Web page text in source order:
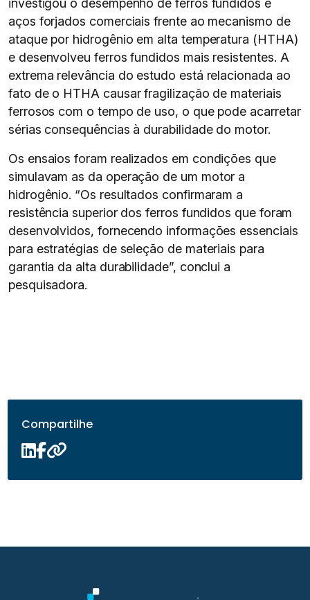
investigou o desempenho de ferros fundidos e
aços forjados comerciais frente ao mecanismo de
ataque por hidrogênio em alta temperatura (HTHA)
e desenvolveu ferros fundidos mais resistentes. A
extrema relevância do estudo está relacionada ao
fato de o HTHA causar fragilização de materiais
ferrosos com o tempo de uso, o que pode acarretar
sérias consequências à durabilidade do motor.
Os ensaios foram realizados em condições que
simulavam as da operação de um motor a
hidrogênio. “Os resultados confirmaram a
resistência superior dos ferros fundidos que foram
desenvolvidos, fornecendo informações essenciais
para estratégias de seleção de materiais para
garantia da alta durabilidade”, conclui a
pesquisadora.
Compartilhe